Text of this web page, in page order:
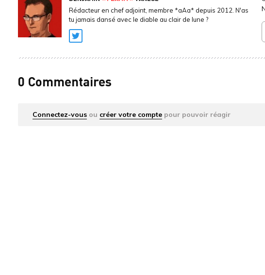
Rédacteur en chef adjoint, membre *aAa* depuis 2012. N'as
tu jamais dansé avec le diable au clair de lune ?
Twitter
0 Commentaires
Connectez-vous ou créer votre compte pour pouvoir réagir